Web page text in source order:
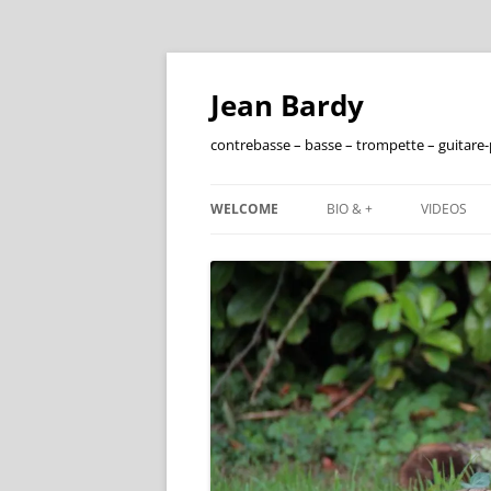
Jean Bardy
contrebasse – basse – trompette –
WELCOME BIO & +
ENGLISH
DISCOGRAPHIE
FILMOGRAPHIE
VIDEOS